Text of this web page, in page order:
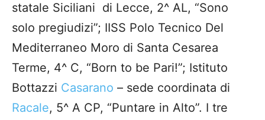
statale Siciliani di Lecce, 2^ AL, “Sono
solo pregiudizi”; IISS Polo Tecnico Del
Mediterraneo Moro di Santa Cesarea
Terme, 4^ C, “Born to be Pari!”; Istituto
Bottazzi Casarano – sede coordinata di
Racale, 5^ A CP, “Puntare in Alto”. I tre